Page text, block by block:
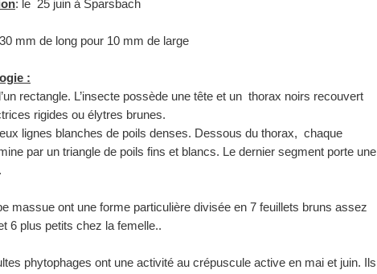
: le 25 juin à Sparsbach
mm de long pour 10 mm de large
:
rectangle. L’insecte possède une tête et un thorax noirs recouvert
rigides ou élytres brunes.
lignes blanches de poils denses. Dessous du thorax, chaque
par un triangle de poils fins et blancs. Le dernier segment porte une
massue ont une forme particulière divisée en 7 feuillets bruns assez
6 plus petits chez la femelle..
phytophages ont une activité au crépuscule active en mai et juin. Ils